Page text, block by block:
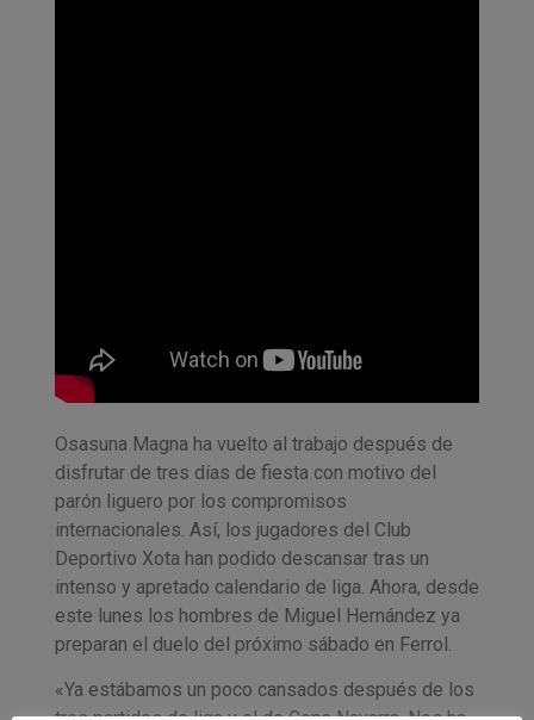
Osasuna Magna ha vuelto al trabajo después de
disfrutar de tres días de fiesta con motivo del
parón liguero por los compromisos
internacionales. Así, los jugadores del Club
Deportivo Xota han podido descansar tras un
intenso y apretado calendario de liga. Ahora, desde
este lunes los hombres de Miguel Hernández ya
preparan el duelo del próximo sábado en Ferrol.
«Ya estábamos un poco cansados después de los